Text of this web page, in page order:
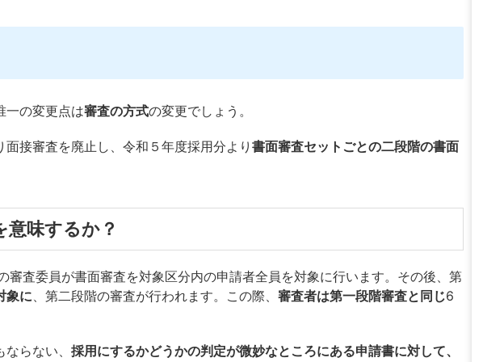
の変更点は審査の方式の変更でしょう。
接審査を廃止し、令和５年度採用分より 書面審査セットごとの二段階の書面
味するか？
査委員が書面審査を対象区分内の申請者全員を対象に行います。その後、第
象に 、第二段階の審査が行われます。この際、 審査者は第一段階審査と同じ6
らない、 採用にするかどうかの判定が微妙なところにある申請書に対して、